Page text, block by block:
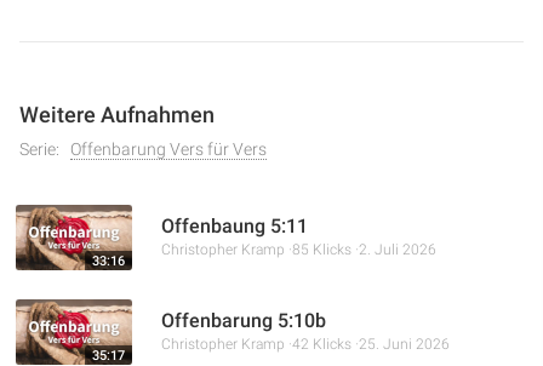
Weitere Aufnahmen
Serie: Offenbarung Vers für Vers
33:16
Offenbaung 5:11
Christopher Kramp 85 Klicks 2. Juli 2026
35:17
Offenbarung 5:10b
Christopher Kramp 42 Klicks 25. Juni 2026